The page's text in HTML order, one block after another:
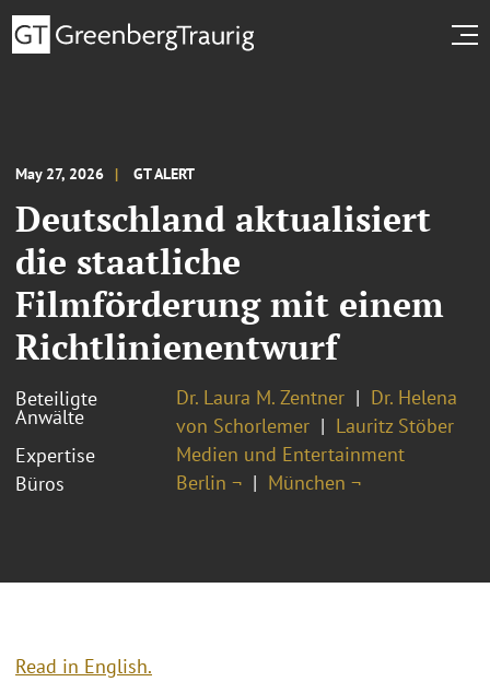
May 27, 2026 GT ALERT
Deutschland aktualisiert
die staatliche
Filmförderung mit einem
Richtlinienentwurf
Beteiligte
Anwälte
Dr. Laura M. Zentner
Dr. Helena
von Schorlemer
Lauritz Stöber
Expertise
Medien und Entertainment
Büros
Berlin ¬ München ¬
Read in English.